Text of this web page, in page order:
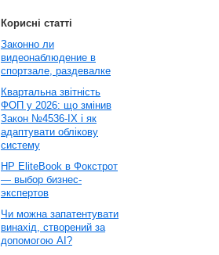
Корисні статті
Законно ли
видеонаблюдение в
спортзале, раздевалке
Квартальна звітність
ФОП у 2026: що змінив
Закон №4536-IX і як
адаптувати облікову
систему
HP EliteBook в Фокстрот
— выбор бизнес-
экспертов
Чи можна запатентувати
винахід, створений за
допомогою AI?